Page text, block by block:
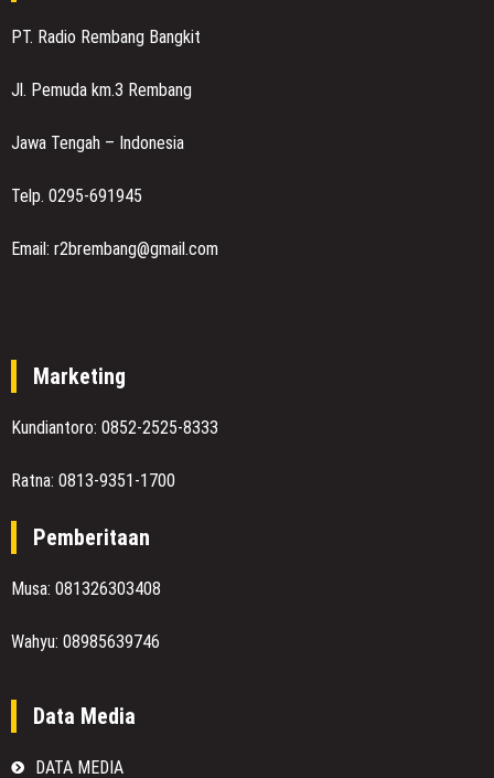
PT. Radio Rembang Bangkit
Jl. Pemuda km.3 Rembang
Jawa Tengah – Indonesia
Telp. 0295-691945
Email: r2brembang@gmail.com
Marketing
Kundiantoro: 0852-2525-8333
Ratna: 0813-9351-1700
Pemberitaan
Musa: 081326303408
Wahyu: 08985639746
Data Media
DATA MEDIA